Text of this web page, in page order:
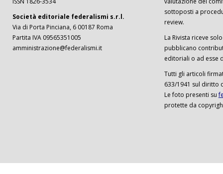
Società editoriale federalismi s.r.l.
Via di Porta Pinciana, 6 00187 Roma
Partita IVA 09565351005
amministrazione@federalismi.it
sottoposti a
review.
La Rivista riceve
pubblicano
editoriali o ad esse
Tutti gli articoli
633/1941 sul diritto
Le foto presenti su
protette da